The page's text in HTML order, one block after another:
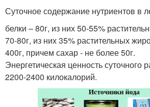
Суточное содержание нутриентов в
белки – 80г, из них 50-55%
70-80г, из них 35% растительных
400г, причем сахар - не более 50г.
Энергетическая ценность суточного
2200-2400 килокалорий.